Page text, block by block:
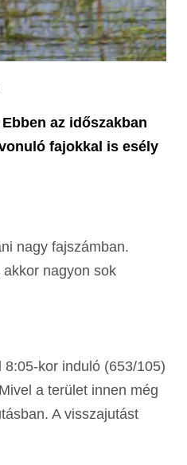
az időszakban
fajokkal is esély
nagy fajszámban.
nagyon sok
8:05-kor induló (653/105)
a terület innen még
A visszajutást